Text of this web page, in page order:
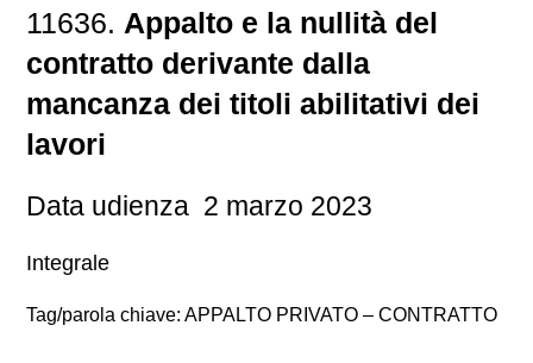
11636. Appalto e la nullità del
contratto derivante dalla
mancanza dei titoli abilitativi dei
lavori
Data udienza 2 marzo 2023
Integrale
Tag/parola chiave: APPALTO PRIVATO – CONTRATTO